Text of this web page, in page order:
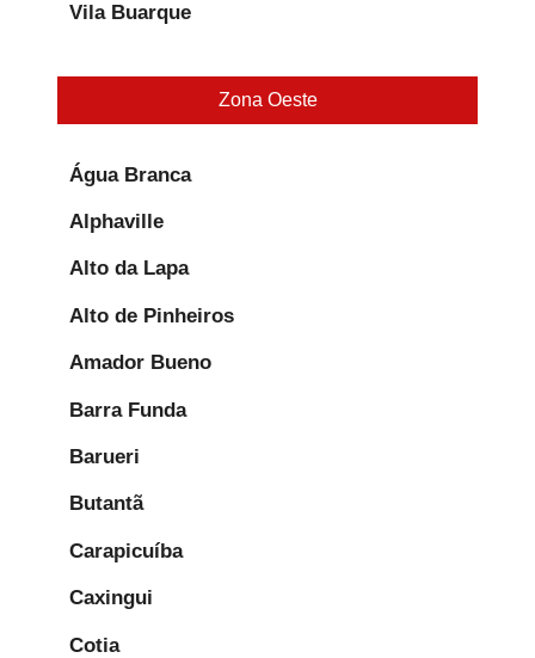
Vila Buarque
Zona Oeste
Água Branca
Alphaville
Alto da Lapa
Alto de Pinheiros
Amador Bueno
Barra Funda
Barueri
Butantã
Carapicuíba
Caxingui
Cotia